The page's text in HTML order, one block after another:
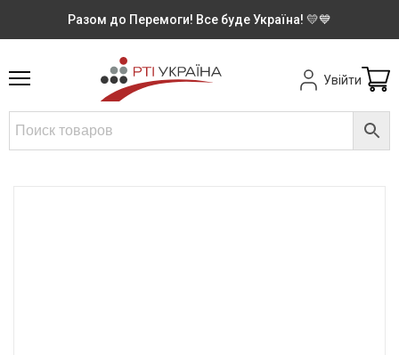
Разом до Перемоги! Все буде Україна! 💛💙
Увійти